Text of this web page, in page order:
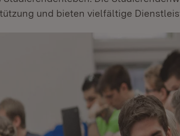
und bieten vielfältige